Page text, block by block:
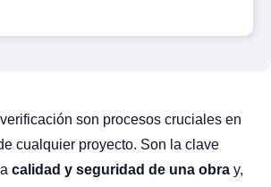
son procesos cruciales en
cualquier proyecto. Son la clave
calidad y seguridad de una obra y,